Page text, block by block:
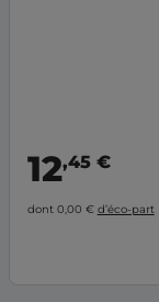
12,45 €
dont 0,00 € d’éco-part